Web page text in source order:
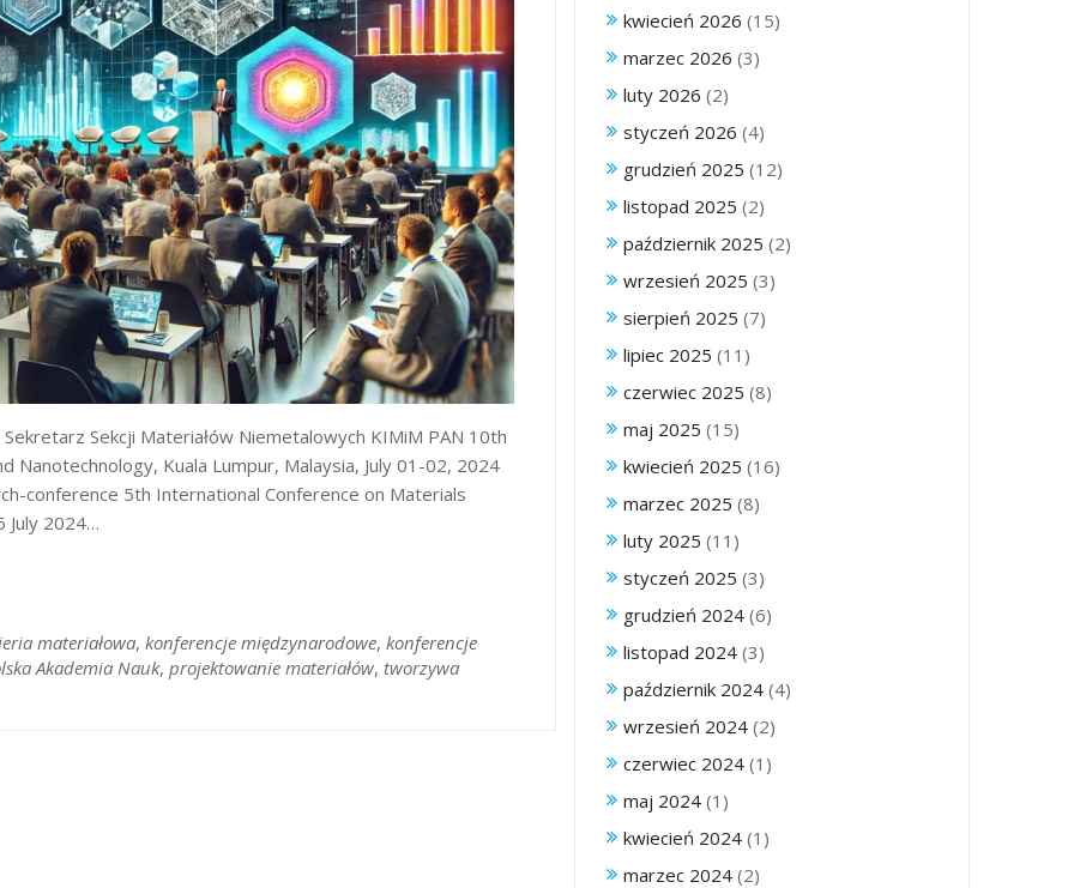
Sekcji Materiałów Niemetalowych KIMiM PAN 10th
Nanotechnology, Kuala Lumpur, Malaysia, July 01-02, 2024
conference 5th International Conference on Materials
July 2024…
materiałowa, konferencje międzynarodowe, konferencje
Akademia Nauk, projektowanie materiałów, tworzywa
kwiecień 2026 (15)
marzec 2026 (3)
luty 2026 (2)
styczeń 2026 (4)
grudzień 2025 (12)
listopad 2025 (2)
październik 2025 (2)
wrzesień 2025 (3)
sierpień 2025 (7)
lipiec 2025 (11)
czerwiec 2025 (8)
maj 2025 (15)
kwiecień 2025 (16)
marzec 2025 (8)
luty 2025 (11)
styczeń 2025 (3)
grudzień 2024 (6)
listopad 2024 (3)
październik 2024 (4)
wrzesień 2024 (2)
czerwiec 2024 (1)
maj 2024 (1)
kwiecień 2024 (1)
marzec 2024 (2)